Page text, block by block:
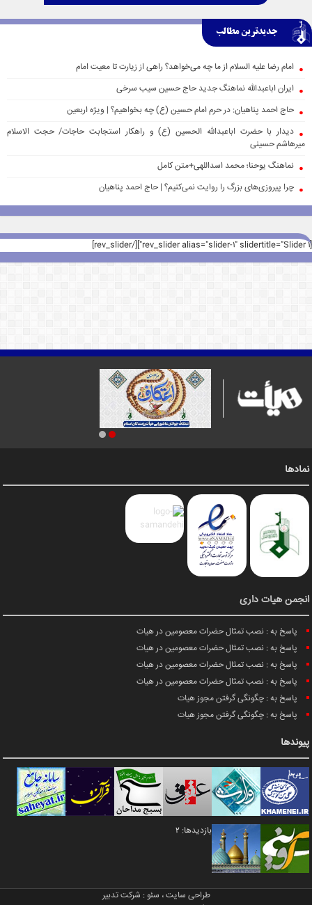
جدیدترین مطالب
امام رضا علیه السلام از ما چه می‌خواهد؟ راهی از زیارت تا معیت امام
ایران اباعبدالله نماهنگ جدید حاج حسین سیب سرخی
حاج احمد پناهیان: در حرم امام حسین (ع) چه بخواهیم؟ | ویژه اربعین
دیدار با حضرت اباعبدالله الحسین (ع) و راهکار استجابت حاجات/ حجت الاسلام
میرهاشم حسینی
نماهنگ یوحنا؛ محمد اسداللهی+متن کامل
چرا پیروزی‌های بزرگ را روایت نمی‌کنیم؟ | حاج احمد پناهیان
[rev_slider alias="slider-1" slidertitle="Slider 1"][/rev_slider]
نمادها
انجمن هیات داری
پاسخ به : نصب تمثال حضرات معصومین در هیات
پاسخ به : نصب تمثال حضرات معصومین در هیات
پاسخ به : نصب تمثال حضرات معصومین در هیات
پاسخ به : نصب تمثال حضرات معصومین در هیات
پاسخ به : چگونگی گرفتن مجوز هیات
پاسخ به : چگونگی گرفتن مجوز هیات
پیوندها
بازدیدها: 2
طراحی سایت، سئو : شرکت تدبیر